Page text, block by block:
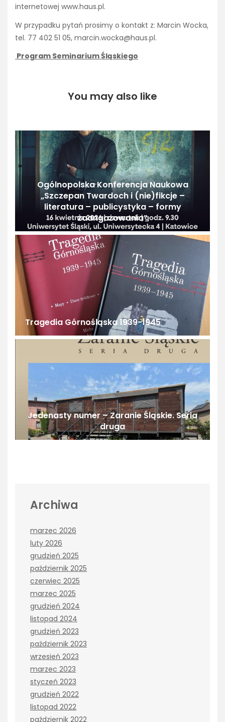
internetowej www.haus.pl.
W przypadku pytań prosimy o kontakt z: Marcin Wocka,
tel. 77 402 51 05, marcin.wocka@haus.pl.
Program Seminarium Śląskiego
You may also like
Ogólnopolska Konferencja Naukowa
„Szczepan Twardoch i (nie)fikcje –
literatura – publicystyka – formy
zaangażowania”
Tragedia Górnośląska 1939-1945
Jedenasty numer – Zaranie Śląskie. Seria
druga
Archiwa
marzec 2026
luty 2026
grudzień 2025
październik 2025
czerwiec 2025
marzec 2025
grudzień 2024
listopad 2024
grudzień 2023
październik 2023
wrzesień 2023
marzec 2023
styczeń 2023
grudzień 2022
listopad 2022
październik 2022